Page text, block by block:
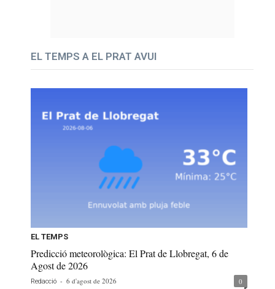
EL TEMPS A EL PRAT AVUI
EL TEMPS
Predicció meteorològica: El Prat de Llobregat, 6 de
Agost de 2026
Redacció - 6 d'agost de 2026 0